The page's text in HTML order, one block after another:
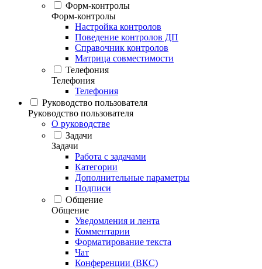
Форм-контролы
Форм-контролы
Настройка контролов
Поведение контролов ДП
Справочник контролов
Матрица совместимости
Телефония
Телефония
Телефония
Руководство пользователя
Руководство пользователя
О руководстве
Задачи
Задачи
Работа с задачами
Категории
Дополнительные параметры
Подписи
Общение
Общение
Уведомления и лента
Комментарии
Форматирование текста
Чат
Конференции (ВКС)